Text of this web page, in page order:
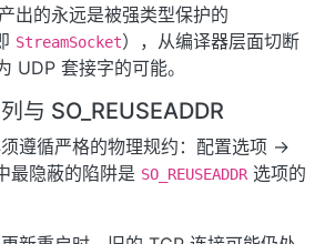
产出的永远是被强类型保护的
StreamSocket），从编译器层面切断
UDP 套接字的可能。
与 SO_REUSEADDR
遵循严格的物理规约：配置选项 ->
最隐蔽的陷阱是 SO_REUSEADDR 选项的